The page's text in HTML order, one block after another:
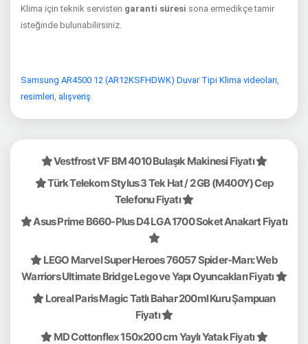
Klima için teknik servisten garanti süresi sona ermedikçe tamir
isteğinde bulunabilirsiniz.
Samsung AR4500 12 (AR12KSFHDWK) Duvar Tipi Klima videoları,
resimleri, alışveriş
Vestfrost VF BM 4010 Bulaşık Makinesi Fiyatı
Türk Telekom Stylus 3 Tek Hat / 2 GB (M400Y) Cep
Telefonu Fiyatı
Asus Prime B660-Plus D4 LGA 1700 Soket Anakart Fiyatı
LEGO Marvel Super Heroes 76057 Spider-Man: Web
Warriors Ultimate Bridge Lego ve Yapı Oyuncakları Fiyatı
Loreal Paris Magic Tatlı Bahar 200ml Kuru Şampuan
Fiyatı
MD Cottonflex 150x200 cm Yaylı Yatak Fiyatı